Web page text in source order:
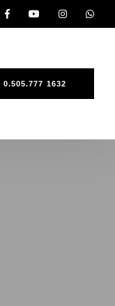
0.505.777 1632